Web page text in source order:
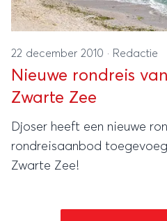
22 december 2010 · Redactie
Nieuwe rondreis
Zwarte Zee
Djoser heeft een nieuwe
rondreisaanbod
Zwarte Zee!